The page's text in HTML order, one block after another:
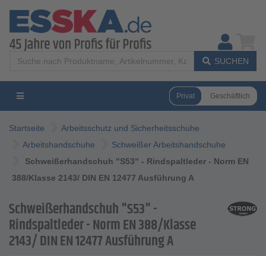
SUCHEN
Privat Geschäftlich
Startseite
Arbeitsschutz und Sicherheitsschuhe
Arbeitshandschuhe
Schweißer Arbeitshandschuhe
Schweißerhandschuh "S53" - Rindspaltleder - Norm EN
388/Klasse 2143/ DIN EN 12477 Ausführung A
Schweißerhandschuh "S53" -
Rindspaltleder - Norm EN 388/Klasse
2143/ DIN EN 12477 Ausführung A